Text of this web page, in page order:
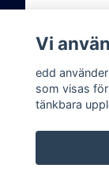
Vi
edd
som visas
tänkbara